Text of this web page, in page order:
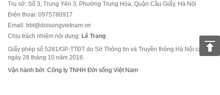
Trụ sở: Số 3, Trung Yên 3, Phường Trung Hòa, Quận Cầu Giấy, Hà Nội
Điện thoại: 0975780917
Email : bbt@doisongvietnam.vn
Chịu trách nhiệm nội dung: Lê Trang
Giấy phép số 5281/GP-TTĐT do Sở Thông tin và Truyền thông Hà Nội cấp
ngày 28 tháng 10 năm 2016.
Vận hành bởi: Công ty TNHH Đời sống Việt Nam